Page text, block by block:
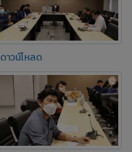
ดาวน์โหลด